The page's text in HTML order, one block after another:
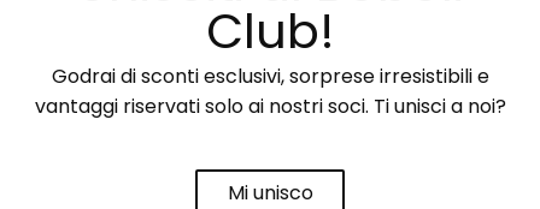
Club!
Godrai di sconti esclusivi, sorprese irresistibili e
vantaggi riservati solo ai nostri soci. Ti unisci a noi?
Mi unisco